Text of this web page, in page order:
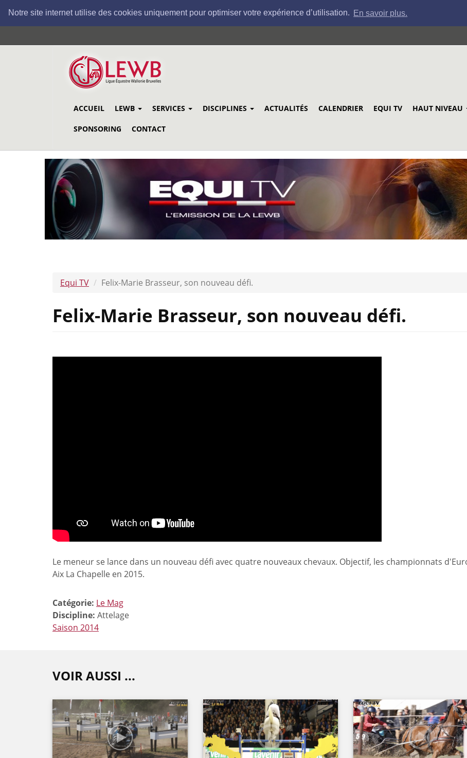
Notre site internet utilise des cookies uniquement pour optimiser votre expérience d’utilisation. En savoir plus.
au
ACCUEIL LEWB SERVICES DISCIPLINES ACTUALITÉS CALENDRIER EQUI TV HAUT NIVEAU
SPONSORING CONTACT
Equi TV Felix-Marie Brasseur, son nouveau défi.
Felix-Marie Brasseur, son nouveau défi.
Le meneur se lance dans un nouveau défi avec quatre nouveaux chevaux. Objectif, les championnats
Aix La Chapelle en 2015.
Catégorie: Le Mag
Discipline: Attelage
Saison 2014
VOIR AUSSI ...